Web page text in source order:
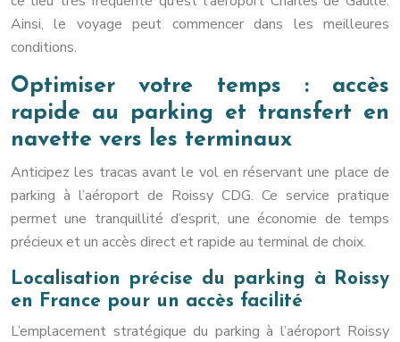
Ainsi, le voyage peut commencer dans les meilleures
conditions.
Optimiser votre temps : accès
rapide au parking et transfert en
navette vers les terminaux
Anticipez les tracas avant le vol en réservant une place de
parking à l’aéroport de Roissy CDG. Ce service pratique
permet une tranquillité d’esprit, une économie de temps
précieux et un accès direct et rapide au terminal de choix.
Localisation précise du parking à Roissy
en France pour un accès facilité
L’emplacement stratégique du parking à l’aéroport Roissy